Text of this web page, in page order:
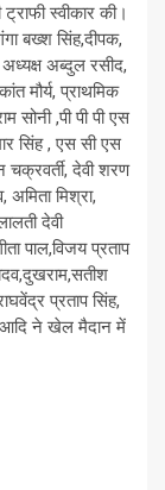
स्वीकार की।
बख्श सिंह,दीपक,
अब्दुल रसीद,
मौर्य, प्राथमिक
सोनी ,पी पी पी एस
सिंह , एस सी एस
चक्रवर्ती, देवी शरण
अमिता मिश्रा,
देवी
पाल,विजय प्रताप
प्रताप सिंह,
आदि ने खेल मैदान में